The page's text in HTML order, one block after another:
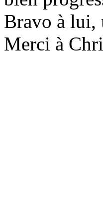
Bravo à lui,
Merci à